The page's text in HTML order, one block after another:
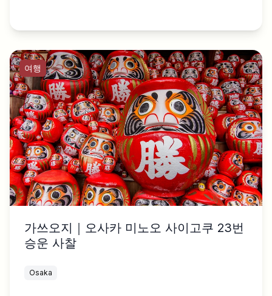
여행
가쓰오지｜오사카 미노오 사이고쿠 23번
승운 사찰
Osaka